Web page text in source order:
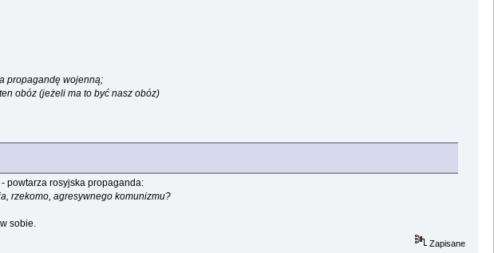
propagandę wojenną;
obóz (jeżeli ma to być nasz obóz)
powtarza rosyjska propaganda:
rzekomo, agresywnego komunizmu?
sobie.
Zapisane